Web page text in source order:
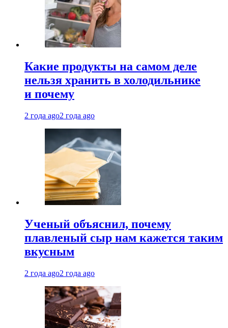
Какие продукты на самом деле
нельзя хранить в холодильнике
и почему
2 года ago2 года ago
Ученый объяснил, почему
плавленый сыр нам кажется таким
вкусным
2 года ago2 года ago